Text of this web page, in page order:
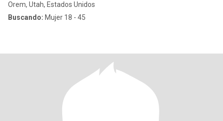
Orem, Utah, Estados Unidos
Buscando: Mujer 18 - 45